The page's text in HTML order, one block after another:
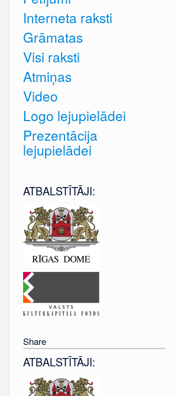
Interneta raksti
Grāmatas
Visi raksti
Atmiņas
Video
Logo lejupielādei
Prezentācija
lejupielādei
ATBALSTĪTĀJI:
Share
ATBALSTĪTĀJI: